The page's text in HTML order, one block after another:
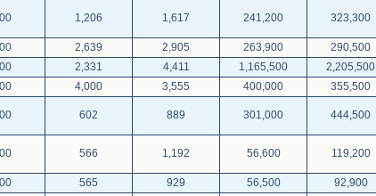
1,206 1,617 241,200 323,300
2,639 2,905 263,900 290,500
2,331 4,411 1,165,500 2,205,500
4,000 3,555 400,000 355,500
602 889 301,000 444,500
566 1,192 56,600 119,200
565 929 56,500 92,900